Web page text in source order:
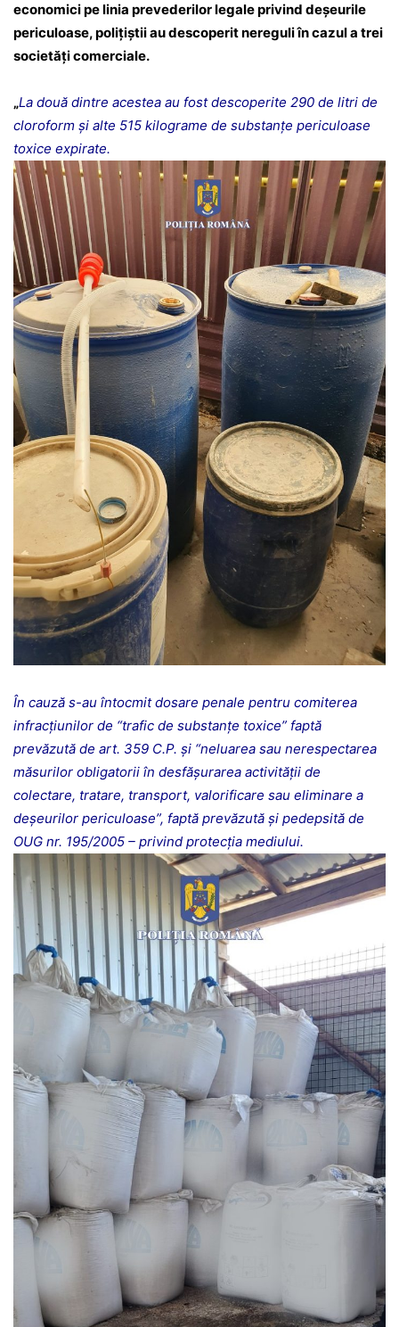
economici pe linia prevederilor legale privind deşeurile
periculoase, poliţiştii au descoperit nereguli în cazul a trei
societăți comerciale.
„La două dintre acestea au fost descoperite 290 de litri de
cloroform şi alte 515 kilograme de substanțe periculoase
toxice expirate.
În cauză s-au întocmit dosare penale pentru comiterea
infracţiunilor de “trafic de substanțe toxice” faptă
prevăzută de art. 359 C.P. și “neluarea sau nerespectarea
măsurilor obligatorii în desfășurarea activității de
colectare, tratare, transport, valorificare sau eliminare a
deșeurilor periculoase”, faptă prevăzută și pedepsită de
OUG nr. 195/2005 – privind protecția mediului.